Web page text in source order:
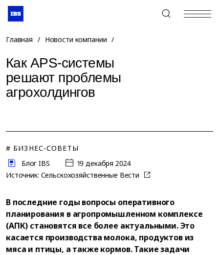
+7 (495) 967-80-80
Главная / Новости компании /
Как APS-системы
решают проблемы
агрохолдингов
# БИЗНЕС-СОВЕТЫ
Блог IBS
19 декабря 2024
Источник: Сельскохозяйственные Вести
В последние годы вопросы оперативного
планирования в агропромышленном комплексе
(АПК) становятся все более актуальными. Это
касается производства молока, продуктов из
мяса и птицы, а также кормов. Такие задачи